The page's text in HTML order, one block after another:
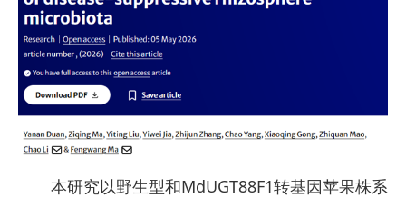
本研究以野生型和MdUGT88F1转基因苹果株系